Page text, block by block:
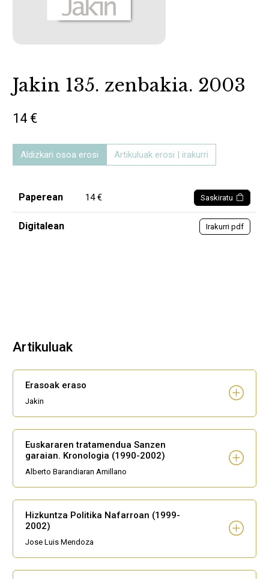
Jakin 135. zenbakia. 2003
14 €
Aldizkari osoa erosi Artikuluak erosi | irakurri
Paperean 14 € Saskiratu
Digitalean Irakurri pdf
Artikuluak
Erasoak eraso
Jakin
Euskararen tratamendua Sanzen
garaian. Kronologia (1990-2002)
Alberto Barandiaran Amillano
Hizkuntza Politika Nafarroan (1999-
2002)
Jose Luis Mendoza